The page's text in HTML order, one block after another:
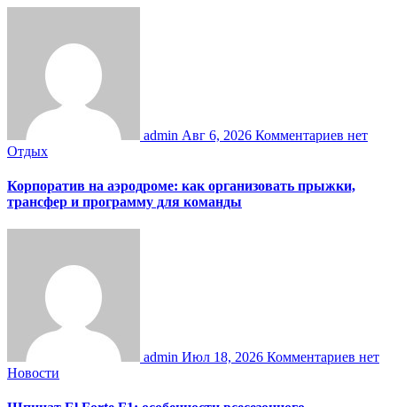
admin Авг 6, 2026 Комментариев нет
Отдых
Корпоратив на аэродроме: как организовать прыжки,
трансфер и программу для команды
admin Июл 18, 2026 Комментариев нет
Новости